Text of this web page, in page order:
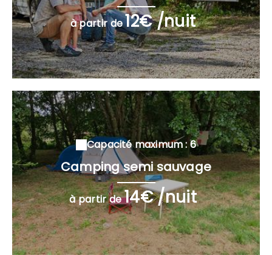
à partir de12€ /nuit
Capacité maximum : 6
Camping semi sauvage
à partir de14€ /nuit